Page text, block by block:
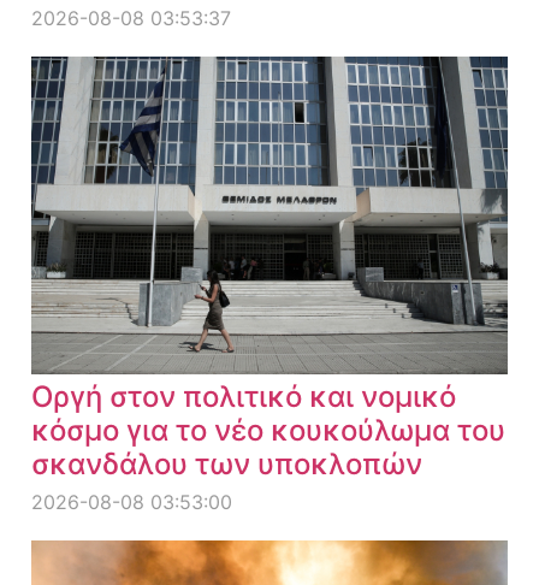
2026-08-08 03:53:37
Οργή στον πολιτικό και νομικό
κόσμο για το νέο κουκούλωμα του
σκανδάλου των υποκλοπών
2026-08-08 03:53:00